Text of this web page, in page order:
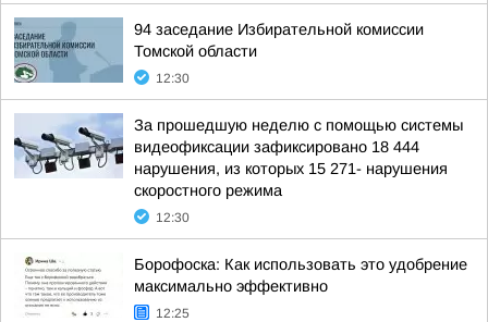
94 заседание Избирательной комиссии
Томской области
12:30
За прошедшую неделю с помощью системы
видеофиксации зафиксировано 18 444
нарушения, из которых 15 271- нарушения
скоростного режима
12:30
Борофоска: Как использовать это удобрение
максимально эффективно
12:25